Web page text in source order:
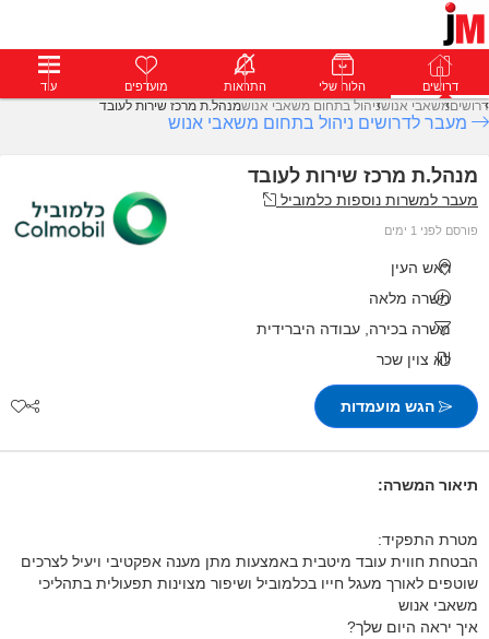
דרושים פרופילים הודעות פרימיום דרושים הלוח שלי התראות מועדפים עוד
דרושיםמשאבי אנושניהול בתחום משאבי אנושמנהל.ת מרכז שירות לעובד
מעבר לדרושים ניהול בתחום משאבי אנוש
מנהל.ת מרכז שירות לעובד
מעבר למשרות נוספות כלמוביל
פורסם לפני 1 ימים
ראש העין
משרה מלאה
משרה בכירה, עבודה היברידית
לא צוין שכר
הגש מועמדות
תיאור המשרה:
מטרת התפקיד:
הבטחת חווית עובד מיטבית באמצעות מתן מענה אפקטיבי ויעיל לצרכים
שוטפים לאורך מעגל חייו בכלמוביל ושיפור מצוינות תפעולית בתהליכי
משאבי אנוש
איך יראה היום שלך?